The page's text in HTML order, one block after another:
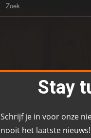
Zoek
Stay
Schrijf je in voor onze
nooit het laatste